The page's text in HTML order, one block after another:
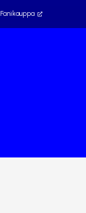
Fanikauppa